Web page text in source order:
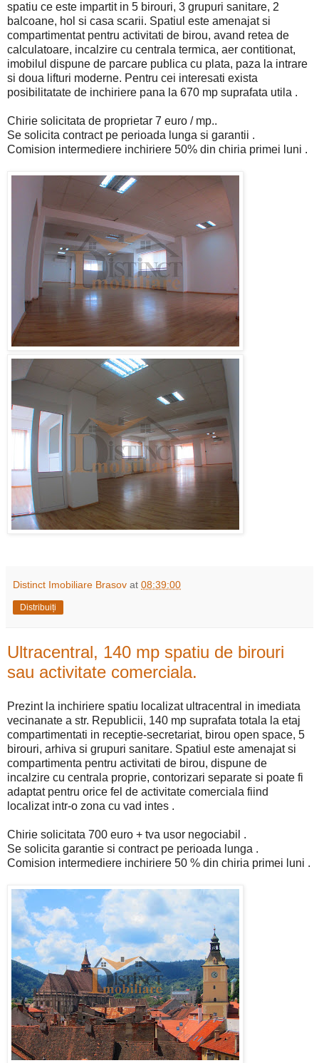
spatiu ce este impartit in 5 birouri, 3 grupuri sanitare, 2
balcoane, hol si casa scarii. Spatiul este amenajat si
compartimentat pentru activitati de birou, avand retea de
calculatoare, incalzire cu centrala termica, aer contitionat,
imobilul dispune de parcare publica cu plata, paza la intrare
si doua lifturi moderne. Pentru cei interesati exista
posibilitatate de inchiriere pana la 670 mp suprafata utila .
Chirie solicitata de proprietar 7 euro / mp..
Se solicita contract pe perioada lunga si garantii .
Comision intermediere inchiriere 50% din chiria primei luni .
Distinct Imobiliare Brasov at 08:39:00
Distribuiți
Ultracentral, 140 mp spatiu de birouri
sau activitate comerciala.
Prezint la inchiriere spatiu localizat ultracentral in imediata
vecinanate a str. Republicii, 140 mp suprafata totala la etaj
compartimentati in receptie-secretariat, birou open space, 5
birouri, arhiva si grupuri sanitare. Spatiul este amenajat si
compartimenta pentru activitati de birou, dispune de
incalzire cu centrala proprie, contorizari separate si poate fi
adaptat pentru orice fel de activitate comerciala fiind
localizat intr-o zona cu vad intes .
Chirie solicitata 700 euro + tva usor negociabil .
Se solicita garantie si contract pe perioada lunga .
Comision intermediere inchiriere 50 % din chiria primei luni .